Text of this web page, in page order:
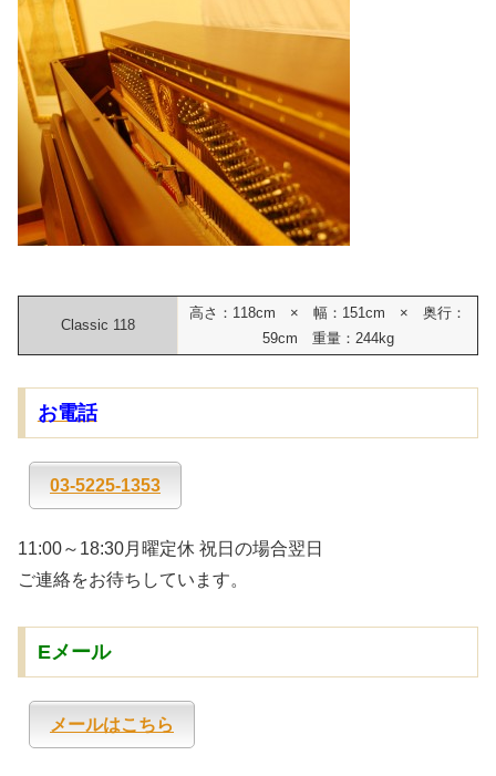
Classic 118
高さ：118cm × 幅：151cm × 奥行：
59cm 重量：244kg
お電話
03-5225-1353
11:00～18:30月曜定休 祝日の場合翌日
ご連絡をお待ちしています。
Eメール
メールはこちら